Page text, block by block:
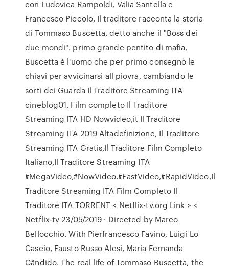
con Ludovica Rampoldi, Valia Santella e
Francesco Piccolo, Il traditore racconta la storia
di Tommaso Buscetta, detto anche il "Boss dei
due mondi". primo grande pentito di mafia,
Buscetta è l'uomo che per primo consegnò le
chiavi per avvicinarsi all piovra, cambiando le
sorti dei Guarda Il Traditore Streaming ITA
cineblog01, Film completo Il Traditore
Streaming ITA HD Nowvideo,it Il Traditore
Streaming ITA 2019 Altadefinizione, Il Traditore
Streaming ITA Gratis,Il Traditore Film Completo
Italiano,Il Traditore Streaming ITA
#MegaVideo,#NowVideo.#FastVideo,#RapidVideo,Il
Traditore Streaming ITA Film Completo Il
Traditore ITA TORRENT < Netflix-tv.org Link > <
Netflix-tv 23/05/2019 · Directed by Marco
Bellocchio. With Pierfrancesco Favino, Luigi Lo
Cascio, Fausto Russo Alesi, Maria Fernanda
Cândido. The real life of Tommaso Buscetta, the